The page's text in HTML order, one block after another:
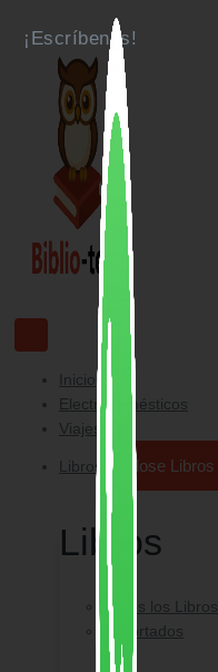
contenido
Inicio
Electrodomésticos
Viajes
Libros Close Libros
Libros
Todos los Libros
Importados
¡Escríbenos!